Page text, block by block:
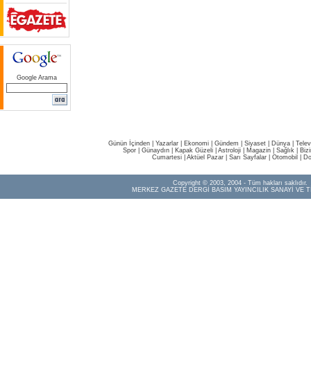
Google Arama
Günün İçinden Yazarlar Ekonomi Gündem Siyaset Dünya |
Spor
Günaydın Kapak Güzeli Astroloji Magazin Sağlık
Cumartesi| Aktüel Pazar| Sarı Sayfalar| Otomobil
Copyright © 2003, 2004 - Tüm hakları saklıdır.
MERKEZ GAZETE DERGİ BASIM YAYINCILIK SANAYİ VE